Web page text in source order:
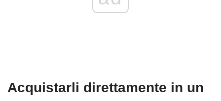
Acquistarli direttamente in un